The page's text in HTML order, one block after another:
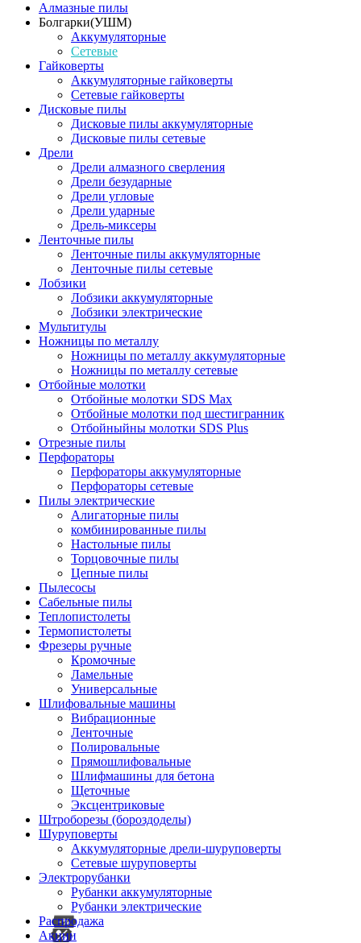
Алмазные пилы
Болгарки(УШМ)
Аккумуляторные
Сетевые
Гайковерты
Аккумуляторные гайковерты
Сетевые гайковерты
Дисковые пилы
Дисковые пилы аккумуляторные
Дисковые пилы сетевые
Дрели
Дрели алмазного сверления
Дрели безударные
Дрели угловые
Дрели ударные
Дрель-миксеры
Ленточные пилы
Ленточные пилы аккумуляторные
Ленточные пилы сетевые
Лобзики
Лобзики аккумуляторные
Лобзики электрические
Мультитулы
Ножницы по металлу
Ножницы по металлу аккумуляторные
Ножницы по металлу сетевые
Отбойные молотки
Отбойные молотки SDS Max
Отбойные молотки под шестигранник
Отбойныйны молотки SDS Plus
Отрезные пилы
Перфораторы
Перфораторы аккумуляторные
Перфораторы сетевые
Пилы электрические
Алигаторные пилы
комбинированные пилы
Настольные пилы
Торцовочные пилы
Цепные пилы
Пылесосы
Сабельные пилы
Теплопистолеты
Термопистолеты
Фрезеры ручные
Кромочные
Ламельные
Универсальные
Шлифовальные машины
Вибрационные
Ленточные
Полировальные
Прямошлифовальные
Шлифмашины для бетона
Щеточные
Эксцентриковые
Штроборезы (бороздоделы)
Шуруповерты
Аккумуляторные дрели-шуруповерты
Сетевые шуруповерты
Электрорубанки
Рубанки аккумуляторные
Рубанки электрические
Распродажа
Акции